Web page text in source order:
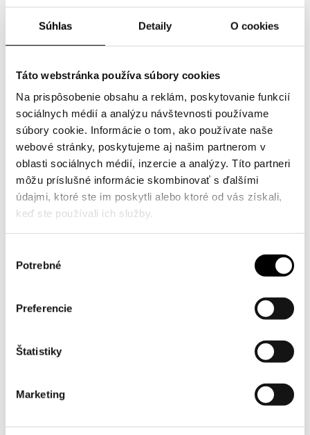
Súhlas Detaily O cookies
Táto webstránka používa súbory cookies
Na prispôsobenie obsahu a reklám, poskytovanie funkcií
sociálnych médií a analýzu návštevnosti používame
súbory cookie. Informácie o tom, ako používate naše
webové stránky, poskytujeme aj našim partnerom v
oblasti sociálnych médií, inzercie a analýzy. Títo partneri
môžu príslušné informácie skombinovať s ďalšími
údajmi, ktoré ste im poskytli alebo ktoré od vás získali,
keď ste používali ich služby.
súhlasu
Potrebné
Preferencie
Štatistiky
Marketing
Máte otázku?
Neváhajte nás
kontaktovať.
KONTAKTNÝ FORMULÁR
predajKontakt
INFORMÁCIE